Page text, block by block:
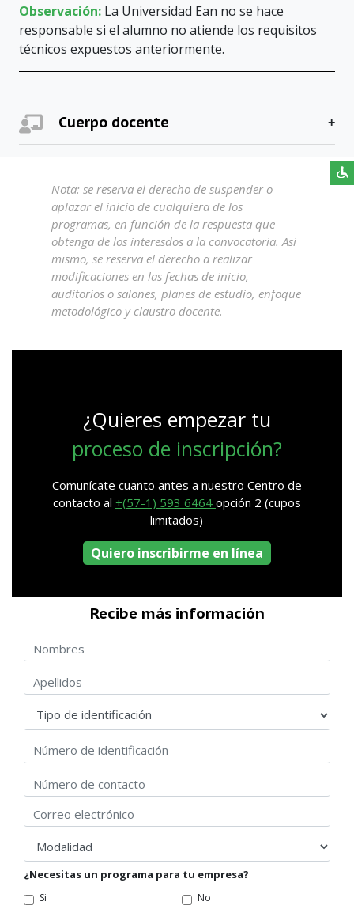
Observación: La Universidad Ean no se hace
responsable si el alumno no atiende los requisitos
técnicos expuestos anteriormente.
Cuerpo docente
Nota: se reserva el derecho de suspender o
aplazar el inicio de cualquiera de los
programas, en función de la respuesta que
obtenga de los interesdos a la convocatoria. Asi
mismo, se reserva el derecho a realizar
modificaciones en las fechas de inicio,
auditorios o salones, planes de estudio, enfoque
metodológico y claustro docente.
¿Quieres empezar tu
proceso de inscripción?
Comunícate cuanto antes a nuestro Centro de
contacto al +(57-1) 593 6464 opción 2 (cupos
limitados)
Quiero inscribirme en línea
Recibe más información
Nombres
Apellidos
Tipo de identificación
Número de identificación
Correo electrónico
modalidad
¿Necesitas un programa para tu empresa?
Si No